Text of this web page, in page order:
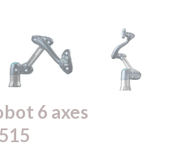
6 axes